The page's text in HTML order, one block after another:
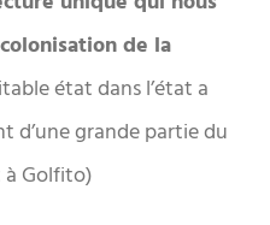
de la
état dans l’état a
d’une grande partie du
Golfito)